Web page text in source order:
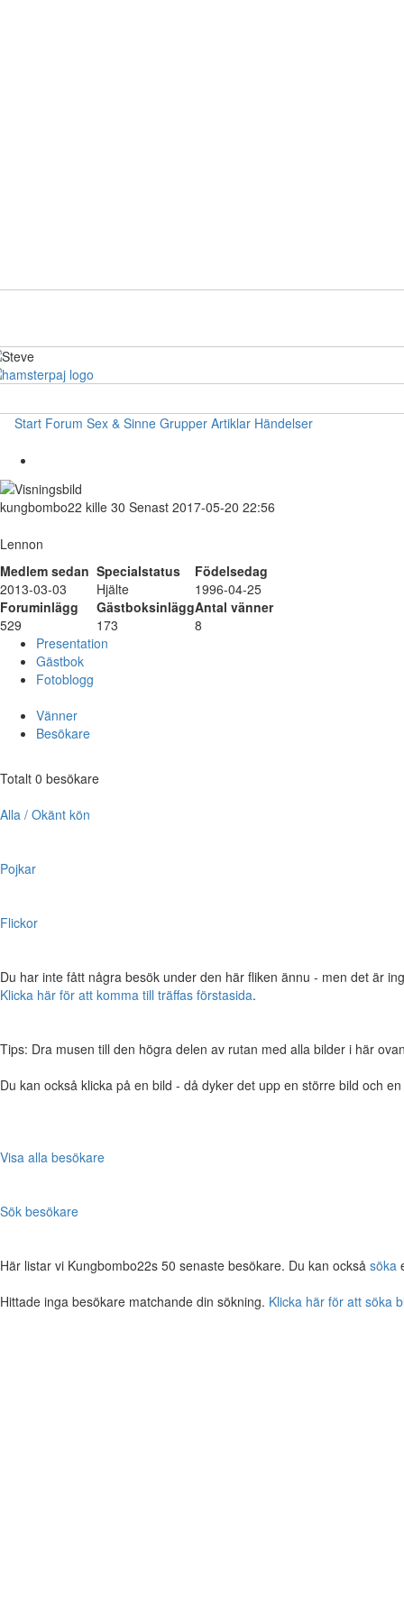
Start Forum Sex & Sinne Grupper Artiklar Händelser
kungbombo22 kille 30 Senast 2017-05-20 22:56
Lennon
Medlem sedan Specialstatus
Födelsedag
2013-03-03
Hjälte
1996-04-25
Foruminlägg
GästboksinläggAntal vänner
529
173
8
Presentation
Gästbok
Fotoblogg
Vänner
Besökare
Totalt 0 besökare
Alla / Okänt kön
Pojkar
Flickor
Du har inte fått några besök under den här fliken ännu - men det är
Klicka här för att komma till träffas förstasida.
Tips: Dra musen till den högra delen av rutan med alla bilder i här
Du kan också klicka på en bild - då dyker det upp en större bild och
Visa alla besökare
Sök besökare
Här listar vi Kungbombo22s 50 senaste besökare. Du kan också söka
Hittade inga besökare matchande din sökning. Klicka här för att söka